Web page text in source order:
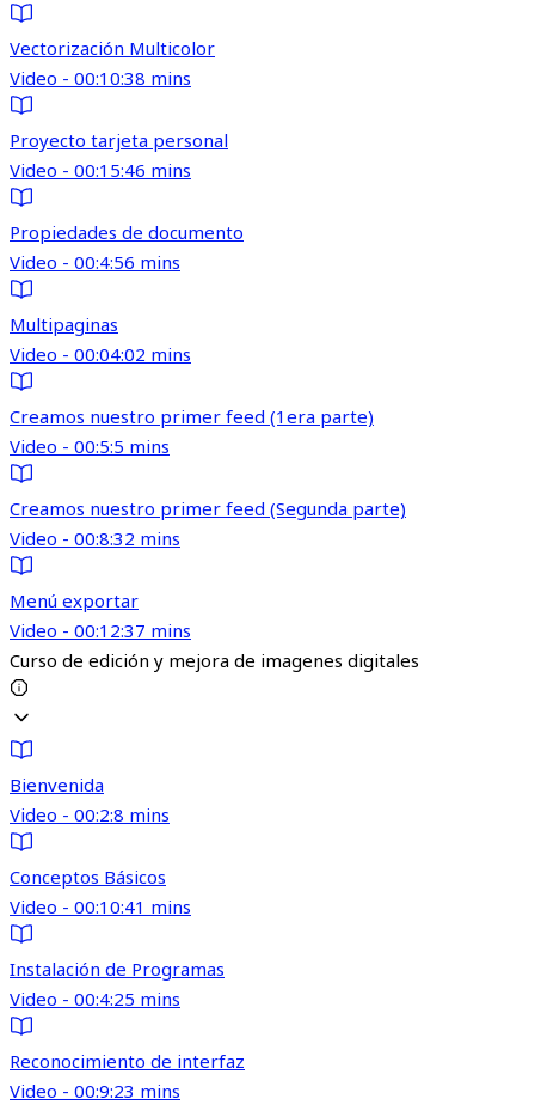
Vectorización Multicolor
Video - 00:10:38 mins
Proyecto tarjeta personal
Video - 00:15:46 mins
Propiedades de documento
Video - 00:4:56 mins
Multipaginas
Video - 00:04:02 mins
Creamos nuestro primer feed (1era parte)
Video - 00:5:5 mins
Creamos nuestro primer feed (Segunda parte)
Video - 00:8:32 mins
Menú exportar
Video - 00:12:37 mins
Curso de edición y mejora de imagenes digitales
Bienvenida
Video - 00:2:8 mins
Conceptos Básicos
Video - 00:10:41 mins
Instalación de Programas
Video - 00:4:25 mins
Reconocimiento de interfaz
Video - 00:9:23 mins